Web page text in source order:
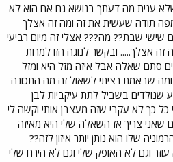
ענית מה דעתך בנושא גם אם הוא לא
תודה שעשית את זה ומה זה אצלך
שישי שבת?? מה??? אצלי זה מיום רביעי
זה אצלך..... ובקשר לנוגה הזו למרות
סתם שאלה אבל איזה מזל היא ומזל
שבאמת רציתי לשאול זה מה התכונה
בשביל לתת עיקביות לבן
כל כך לא עקבי שזה מעצבן אותי וקשה לי
שאני צריך אז השאלה שלי היא מאיזה
שלו הוא נותן יותר איזון לזה??
וגם לא האופק שלי וגם לא הירח שלי